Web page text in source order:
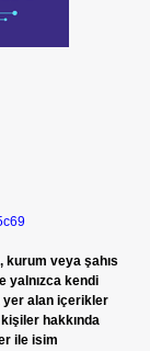
veya şahıs
yalnızca kendi
yer alan içerikler
hakkında
ile isim